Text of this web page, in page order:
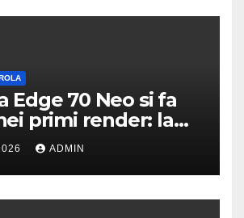
Edge 70 Neo si fa
primi render: la
è da 200 MP
ADMIN